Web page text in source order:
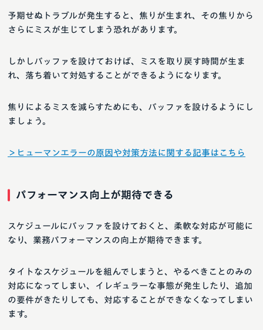
予期せぬトラブルが発生すると、焦りが生まれ、その焦りから
さらにミスが生じてしまう恐れがあります。
しかしバッファを設けておけば、ミスを取り戻す時間が生ま
れ、落ち着いて対処することができるようになります。
焦りによるミスを減らすためにも、バッファを設けるようにし
ましょう。
＞ヒューマンエラーの原因や対策方法に関する記事はこちら
パフォーマンス向上が期待できる
スケジュールにバッファを設けておくと、柔軟な対応が可能に
なり、業務パフォーマンスの向上が期待できます。
タイトなスケジュールを組んでしまうと、やるべきことのみの
対応になってしまい、イレギュラーな事態が発生したり、追加
の要件がきたりしても、対応することができなくなってしまい
ます。